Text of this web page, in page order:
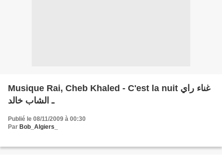
Musique Rai, Cheb Khaled - C'est la nuit غناء راي
ـ الشاب خالد
Publié le 08/11/2009 à 00:30
Par Bob_Algiers_